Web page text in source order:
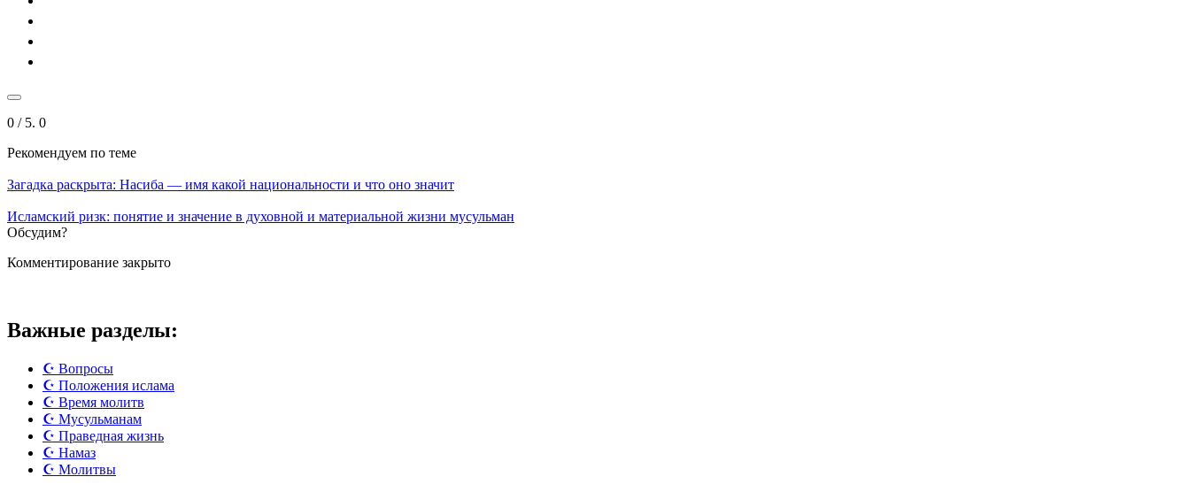
0 / 5. 0
Рекомендуем по теме
Загадка раскрыта: Насиба — имя какой национальности и что оно значит
Исламский ризк: понятие и значение в духовной и материальной жизни мусульман
Обсудим?
Комментирование закрыто
Важные разделы:
☪️ Вопросы
☪️ Положения ислама
☪️ Время молитв
☪️ Мусульманам
☪️ Праведная жизнь
☪️ Намаз
☪️ Молитвы